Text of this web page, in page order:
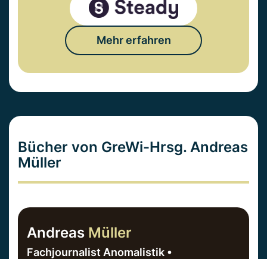
Mehr erfahren
Bücher von GreWi-Hrsg. Andreas
Müller
Andreas Müller
Fachjournalist Anomalistik •